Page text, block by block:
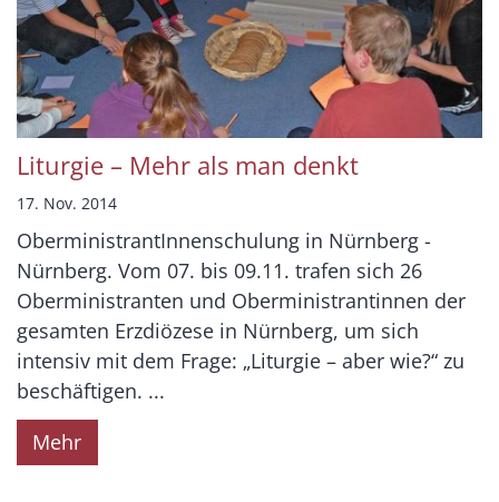
Liturgie – Mehr als man denkt
17. Nov. 2014
OberministrantInnenschulung in Nürnberg -
Nürnberg. Vom 07. bis 09.11. trafen sich 26
Oberministranten und Oberministrantinnen der
gesamten Erzdiözese in Nürnberg, um sich
intensiv mit dem Frage: „Liturgie – aber wie?“ zu
beschäftigen. ...
Mehr